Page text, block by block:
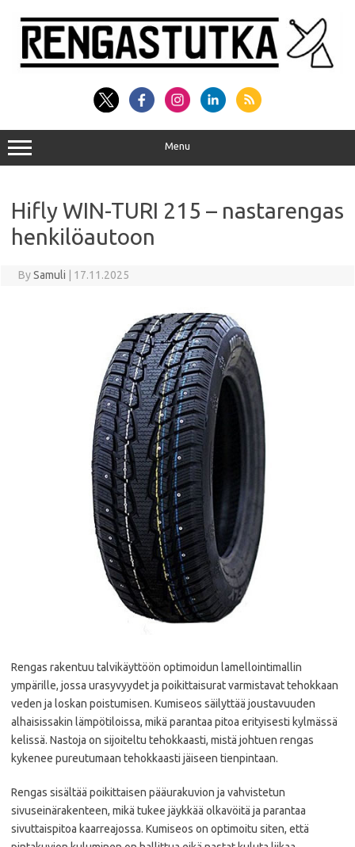
content
Menu
Hifly WIN-TURI 215 – nastarengas
henkilöautoon
BySamuli 17.11.2025
Rengas rakentuu talvikäyttöön optimoidun lamellointimallin
ympärille, jossa urasyvyydet ja poikittaisurat varmistavat tehokkaan
veden ja loskan poistumisen. Kumiseos säilyttää joustavuuden
alhaisissakin lämpötiloissa, mikä parantaa pitoa erityisesti kylmässä
kelissä. Nastoja on sijoiteltu tehokkaasti, mistä johtuen rengas
kykenee pureutumaan tehokkaasti jäiseen tienpintaan.
Rengas sisältää poikittaisen pääurakuvion ja vahvistetun
sivuseinärakenteen, mikä tukee jäykkää olkavöitä ja parantaa
sivuttaispitoa kaarreajossa. Kumiseos on optimoitu siten, että